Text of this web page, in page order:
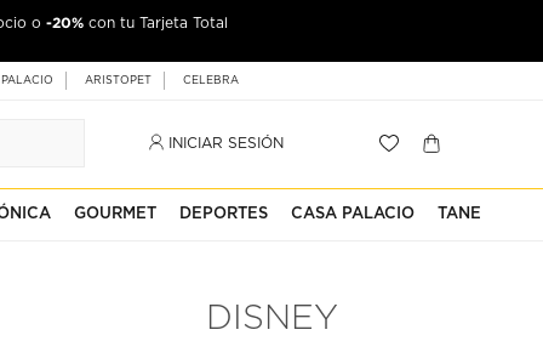
o -20% con tu Tarjeta Total
Palacio
ARISTOPET CELEBRA
INICIAR SESIÓN
GOURMET DEPORTES CASA PALACIO TANE
DISNEY